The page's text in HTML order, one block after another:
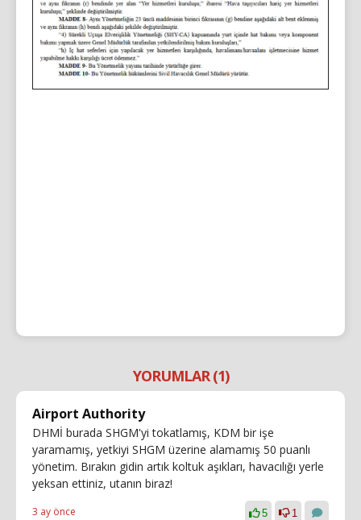
YORUMLAR (1)
Airport Authority
DHMİ burada SHGM'yi tokatlamış, KDM bir işe
yaramamış, yetkiyi SHGM üzerine alamamış 50 puanlı
yönetim. Bırakın gidin artık koltuk aşıkları, havacılığı yerle
yeksan ettiniz, utanın biraz!
3 ay önce 5 1